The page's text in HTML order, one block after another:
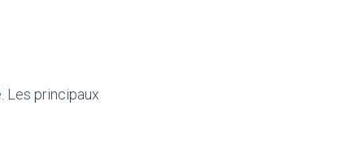
Les principaux